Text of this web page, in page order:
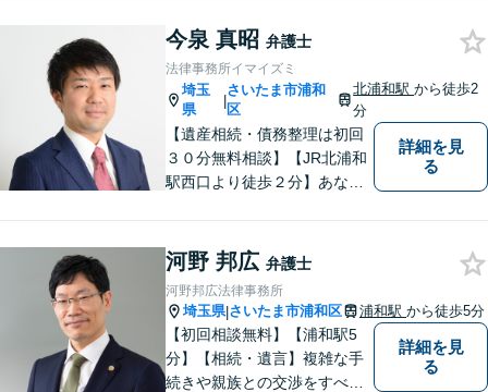
く感じがちな法律問題も、少
しずつ一緒に整理していきま
しょう。
今泉 真昭 弁護士
法律事務所イマイズミ
埼玉
県
|
さいたま市浦和
区
北浦和駅から徒歩2
分
【遺産相続・債務整理は初回
３０分無料相談】【JR北浦和
駅西口より徒歩２分】あなた
の代わりに悩み、考え、解決
策をご提案します。
詳細を見
る
河野 邦広 弁護士
河野邦広法律事務所
埼玉県|さいたま市浦和区 浦和駅 から徒歩5分
【初回相談無料】【浦和駅5
分】【相続・遺言】複雑な手
続きや親族との交渉をすべて
詳細を見
る